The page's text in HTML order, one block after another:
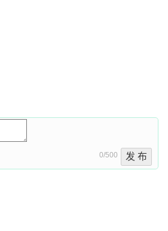
0/500 发 布